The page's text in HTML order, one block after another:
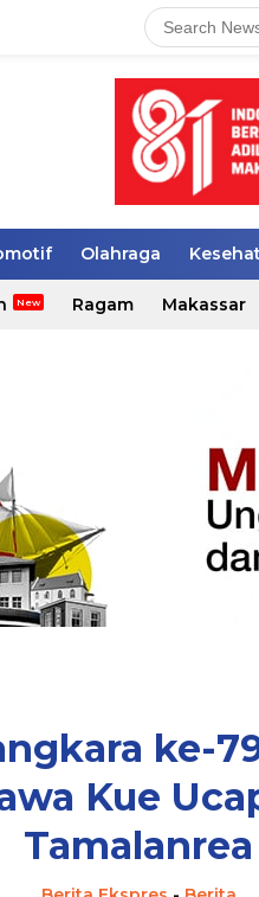
Olahraga
Ragam Makassar
ke-
Kue
Tamalanrea